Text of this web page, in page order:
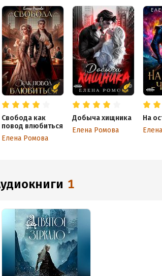
Свобода как
повод влюбиться
Елена Ромова
Добыча хищника
Елена Ромова
На
аудиокниги 1